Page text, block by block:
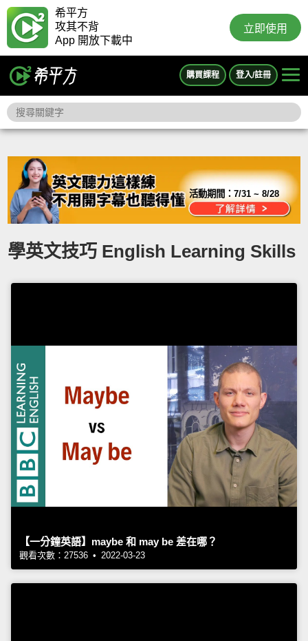
希平方
攻其不背
App 開放下載中
立即使用
購買課程 登入/註冊
活動期間：7/31 ~ 8/28
學英文技巧 English Learning Skills
【一分鐘英語】maybe 和 may be 差在哪？
觀看次數：27536 • 2022-03-23